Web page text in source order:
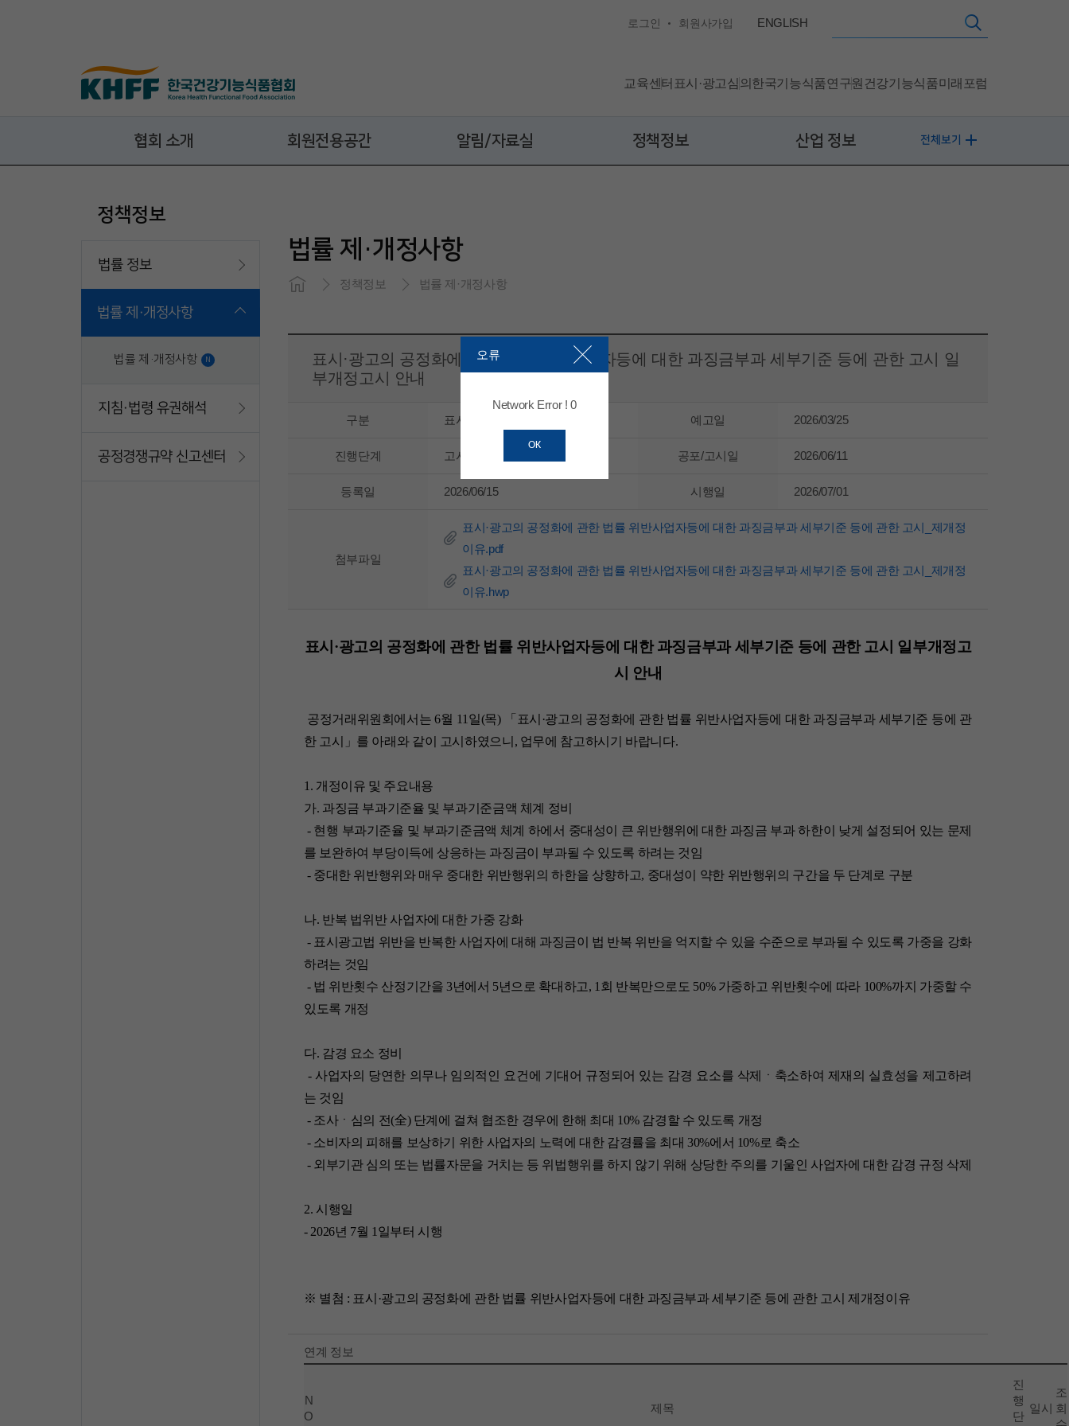
로그인 회원사가입 ENGLISH
교육센터 표시·광고심의 한국기능식품연구원 건강기능식품미래포럼
협회 소개 회원전용공간 알림/자료실 정책정보 산업 정보 전체보기
정책정보
법률 정보
법률 제·개정사항
법률 제·개정사항 N
지침·법령 유권해석
공정경쟁규약 신고센터
법률 제·개정사항
정책정보 법률 제·개정사항
표시·광고의 공정화에 관한 법률 위반사업자등에 대한 과징금부과 세부기준 등에 관한 고시 일
부개정고시 안내
구분 표시ㆍ광고법 예고일 2026/03/25
진행단계 고시 공포/고시일 2026/06/11
등록일 2026/06/15 시행일 2026/07/01
첨부파일
표시·광고의 공정화에 관한 법률 위반사업자등에 대한 과징금부과 세부기준 등에 관한 고시_제개정
이유.pdf
표시·광고의 공정화에 관한 법률 위반사업자등에 대한 과징금부과 세부기준 등에 관한 고시_제개정
이유.hwp
표시·광고의 공정화에 관한 법률 위반사업자등에 대한 과징금부과 세부기준 등에 관한 고시 일부개정고
시 안내
공정거래위원회에서는 6월 11일(목) 「표시·광고의 공정화에 관한 법률 위반사업자등에 대한 과징금부과 세부기준 등에 관
한 고시」를 아래와 같이 고시하였으니, 업무에 참고하시기 바랍니다.
1. 개정이유 및 주요내용
가. 과징금 부과기준율 및 부과기준금액 체계 정비
- 현행 부과기준율 및 부과기준금액 체계 하에서 중대성이 큰 위반행위에 대한 과징금 부과 하한이 낮게 설정되어 있는 문제
를 보완하여 부당이득에 상응하는 과징금이 부과될 수 있도록 하려는 것임
- 중대한 위반행위와 매우 중대한 위반행위의 하한을 상향하고, 중대성이 약한 위반행위의 구간을 두 단계로 구분
나. 반복 법위반 사업자에 대한 가중 강화
- 표시광고법 위반을 반복한 사업자에 대해 과징금이 법 반복 위반을 억지할 수 있을 수준으로 부과될 수 있도록 가중을 강화
하려는 것임
- 법 위반횟수 산정기간을 3년에서 5년으로 확대하고, 1회 반복만으로도 50% 가중하고 위반횟수에 따라 100%까지 가중할 수
있도록 개정
다. 감경 요소 정비
- 사업자의 당연한 의무나 임의적인 요건에 기대어 규정되어 있는 감경 요소를 삭제ㆍ축소하여 제재의 실효성을 제고하려
는 것임
- 조사ㆍ심의 전(全) 단계에 걸쳐 협조한 경우에 한해 최대 10% 감경할 수 있도록 개정
- 소비자의 피해를 보상하기 위한 사업자의 노력에 대한 감경률을 최대 30%에서 10%로 축소
- 외부기관 심의 또는 법률자문을 거치는 등 위법행위를 하지 않기 위해 상당한 주의를 기울인 사업자에 대한 감경 규정 삭제
2. 시행일
- 2026년 7월 1일부터 시행
※ 별첨 : 표시·광고의 공정화에 관한 법률 위반사업자등에 대한 과징금부과 세부기준 등에 관한 고시 제개정이유
연계 정보
N
O
제목
진
행
단
일시
조
회
오류
Close
Network Error ! 0
OK